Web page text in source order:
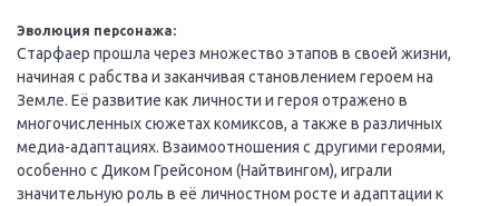
Эволюция персонажа:
Старфаер прошла через множество этапов в своей жизни,
начиная с рабства и заканчивая становлением героем на
Земле. Её развитие как личности и героя отражено в
многочисленных сюжетах комиксов, а также в различных
медиа-адаптациях. Взаимоотношения с другими героями,
особенно с Диком Грейсоном (Найтвингом), играли
значительную роль в её личностном росте и адаптации к